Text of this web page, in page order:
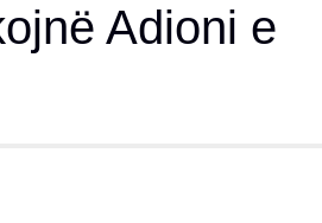
Adioni e